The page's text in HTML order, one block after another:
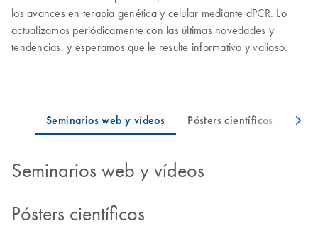
los avances en terapia genética y celular mediante dPCR. Lo
actualizamos periódicamente con las últimas novedades y
tendencias, y esperamos que le resulte informativo y valioso.
Seminarios web y vídeos
Pósters científicos